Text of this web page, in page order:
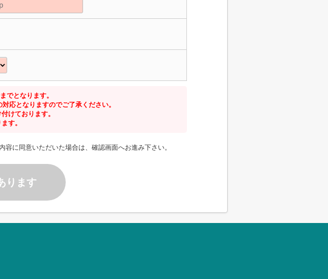
でとなります。
応となりますのでご了承ください。
けております。
す。
容に同意いただいた場合は、確認画面へお進み下さい。
ります